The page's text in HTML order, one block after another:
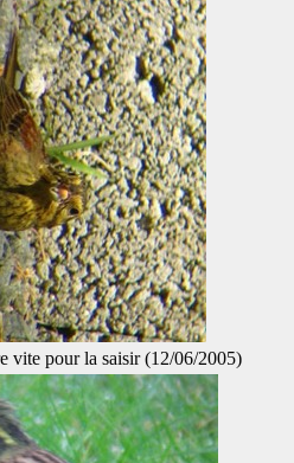
vite pour la saisir (12/06/2005)